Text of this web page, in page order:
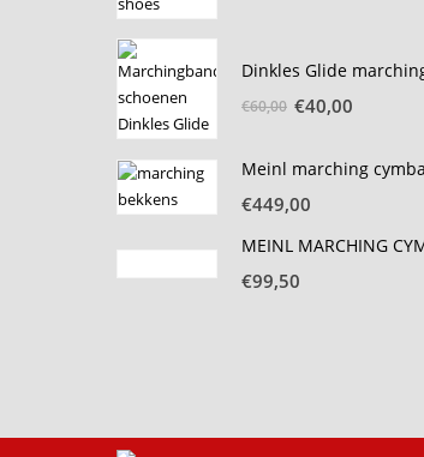
€60,00 Oorspronkelijke
€60,00.
€40,00
€40,00.
€449,00
€99,50